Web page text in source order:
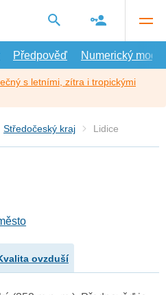
Předpověď Numerický model
s letními, zítra i tropickými
Středočeský kraj Lidice
ovzduší